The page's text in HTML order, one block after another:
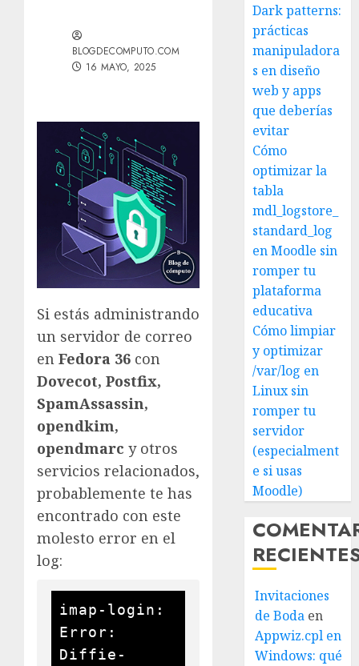
BLOGDECOMPUTO.COM
16 MAYO, 2025
Si estás administrando
un servidor de correo
en Fedora 36 con
Dovecot, Postfix,
SpamAssassin,
opendkim,
opendmarc y otros
servicios relacionados,
probablemente te has
encontrado con este
molesto error en el
log:
imap-login:
Error:
Diffie-
Dark patterns:
prácticas
manipuladora
s en diseño
web y apps
que deberías
evitar
Cómo
optimizar la
tabla
mdl_logstore_
standard_log
en Moodle sin
romper tu
plataforma
educativa
Cómo limpiar
y optimizar
/var/log en
Linux sin
romper tu
servidor
(especialment
e si usas
Moodle)
Invitaciones
de Boda en
Appwiz.cpl en
Windows: qué